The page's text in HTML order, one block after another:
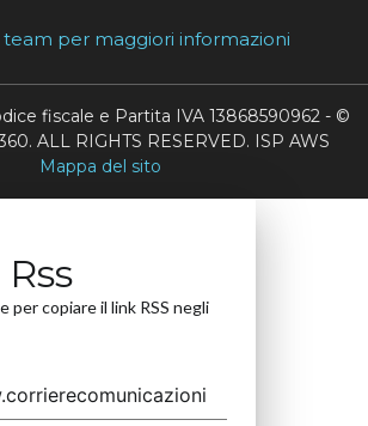
per maggiori informazioni
fiscale e Partita IVA 13868590962 - ©
ALL RIGHTS RESERVED. ISP AWS
Mappa del sito
per copiare il link RSS negli